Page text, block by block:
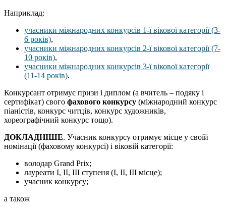
Наприклад:
учасники міжнародних конкурсів 1-ї вікової категорії (3-
6 років),
учасники міжнародних конкурсів 2-ї вікової категорії (7-
10 років),
учасники міжнародних конкурсів 3-ї вікової категорії
(11-14 років).
Конкурсант отримує призи і диплом (а вчитель – подяку і
сертифікат) свого фахового конкурсу (міжнародний конкурс
піаністів, конкурс читців, конкурс художників,
хореографічний конкурс тощо).
ДОКЛАДНІШЕ. Учасник конкурсу отримує місце у своїй
номінації (фаховому конкурсі) і віковій категорії:
володар Grand Prix;
лауреати І, ІІ, ІІІ ступеня (І, ІІ, ІІІ місце);
учасник конкурсу;
а також